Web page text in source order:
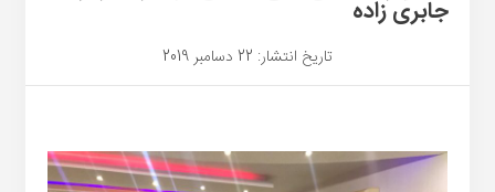
جابری زاده
تاریخ انتشار: 22 دسامبر 2019